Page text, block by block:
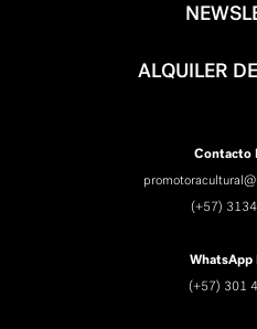
ALQUILER
Contacto
(+57)
WhatsApp
(+57) 301